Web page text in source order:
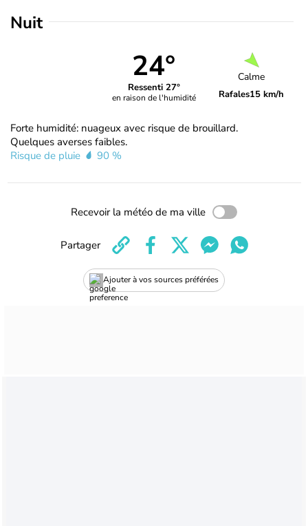
Nuit
24°
Ressenti 27°
en raison de l'humidité
Calme
Rafales15 km/h
Forte humidité: nuageux avec risque de brouillard.
Quelques averses faibles.
Risque de pluie
90 %
Recevoir la météo de ma ville
Ajouter à vos sources préférées
Partager